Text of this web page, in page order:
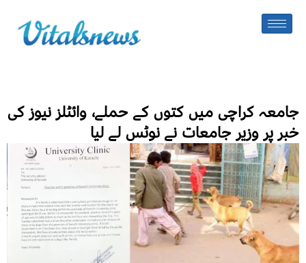
جامعہ کراچی میں کتوں کے حملے، وائٹلز نیوز کی
خبر پر وزیر جامعات نے نوٹس لے لیا